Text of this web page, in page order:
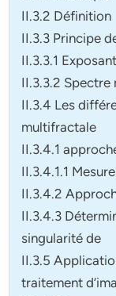
II.3.2 Définition
II.3.3 Principe
II.3.3.1
II.3.3.2
II.3.4 Les
multifractale
II.3.4.1
II.3.4.1.1
II.3.4.2
II.3.4.3
singularité de
II.3.5
traitement